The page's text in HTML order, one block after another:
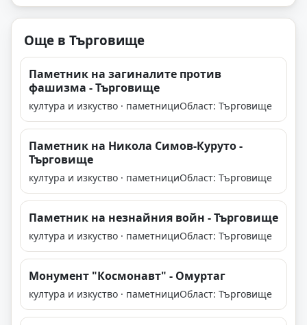
Още в Търговище
Паметник на загиналите против
фашизма - Търговище
култура и изкуство · паметнициОбласт: Търговище
Паметник на Никола Симов-Куруто -
Търговище
култура и изкуство · паметнициОбласт: Търговище
Паметник на незнайния войн - Търговище
култура и изкуство · паметнициОбласт: Търговище
Монумент "Космонавт" - Омуртаг
култура и изкуство · паметнициОбласт: Търговище